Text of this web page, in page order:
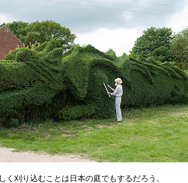
く刈り込むことは日本の庭でもするだろう。